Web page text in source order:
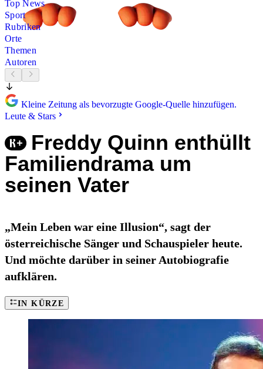
Top News
Sport
Rubriken
Orte
Themen
Autoren
Kleine Zeitung als bevorzugte Google-Quelle hinzufügen.
Leute & Stars
Freddy Quinn enthüllt
Familiendrama um
seinen Vater
„Mein Leben war eine Illusion“, sagt der
österreichische Sänger und Schauspieler heute.
Und möchte darüber in seiner Autobiografie
aufklären.
IN KÜRZE